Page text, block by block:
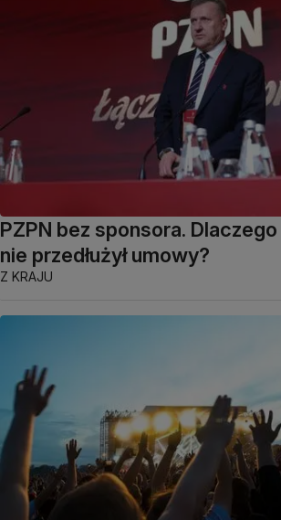
PZPN bez sponsora.
nie przedłużył umowy?
Z KRAJU